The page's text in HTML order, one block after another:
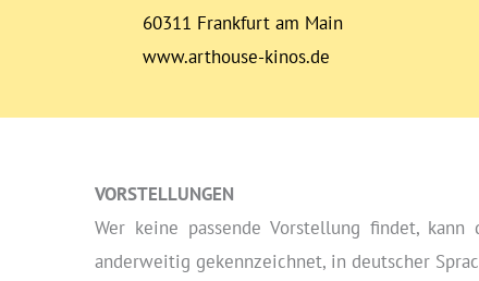
60311 Frankfurt am Main
www.arthouse-kinos.de
VORSTELLUNGEN
Wer keine passende Vorstellung findet,
anderweitig gekennzeichnet, in deutscher